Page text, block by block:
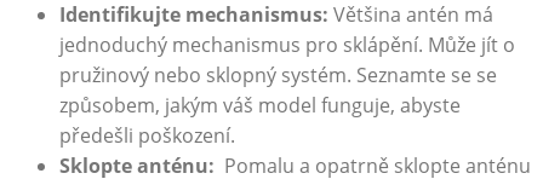
Identifikujte mechanismus: Většina​ antén má
jednoduchý mechanismus pro ⁣sklápění. Může jít o
⁣pružinový nebo sklopný⁤ systém.⁣ Seznamte se ⁣se
způsobem,‍ jakým váš model funguje, abyste
předešli poškození.
Sklopte anténu: ‌ Pomalu a opatrně sklopte ⁤anténu